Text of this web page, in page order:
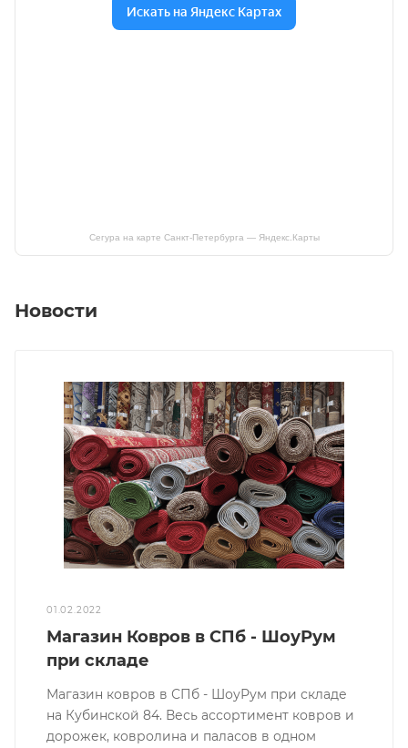
Сегура на карте Санкт‑Петербурга — Яндекс.Карты
Новости
01.02.2022
Магазин Ковров в СПб - ШоуРум
при складе
Магазин ковров в СПб - ШоуРум при складе
на Кубинской 84. Весь ассортимент ковров и
дорожек, ковролина и паласов в одном